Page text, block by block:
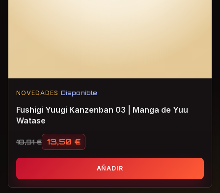
NOVEDADES Disponible
Fushigi Yuugi Kanzenban 03 | Manga de Yuu
Watase
18,91€
El precio original era: 18,91 €.
13,50 €
El precio actual es: 13,50 €.
AÑADIR